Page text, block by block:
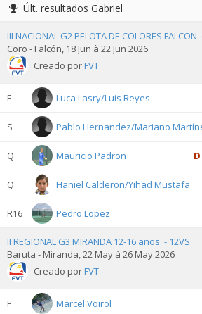
Últ. resultados Gabriel
III NACIONAL G2 PELOTA DE COLORES FALCON.
Coro - Falcón, 18 Jun à 22 Jun 2026
Creado porFVT
F Luca Lasry/Luis Reyes
S Pablo Hernandez/Mariano
Q Mauricio Padron D
Q Haniel Calderon/Yihad Mustafa
R16 Pedro Lopez
II REGIONAL G3 MIRANDA 12-16 años. - 12VS
Baruta - Miranda, 22 May à 26 May 2026
Creado porFVT
F Marcel Voirol